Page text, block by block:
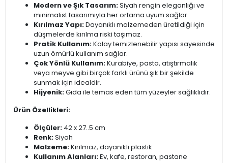
Modern ve Şık Tasarım:Siyah rengin eleganlığı ve
minimalist tasarımıyla her ortama uyum sağlar.
Kırılmaz Yapı:Dayanıklı malzemeden üretildiği için
düşmelerde kırılma riski taşımaz.
Pratik Kullanım:Kolay temizlenebilir yapısı sayesinde
uzun ömürlü kullanım sağlar.
Çok Yönlü Kullanım:Kurabiye, pasta, atıştırmalık
veya meyve gibi birçok farklı ürünü şık bir şekilde
sunmak için idealdir.
Hijyenik:Gıda ile temas eden tüm yüzeyler sağlıklıdır.
Ürün Özellikleri:
Ölçüler: 42 x 27..5 cm
Renk:Siyah
Malzeme:Kırılmaz, dayanıklı plastik
Kullanım Alanları:Ev, kafe, restoran, pastane